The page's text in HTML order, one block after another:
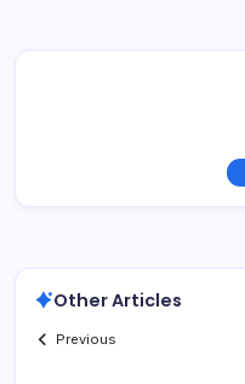
Other Articles
Previous